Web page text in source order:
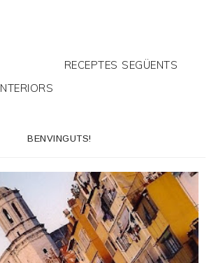
RECEPTES SEGÜENTS
BENVINGUTS!